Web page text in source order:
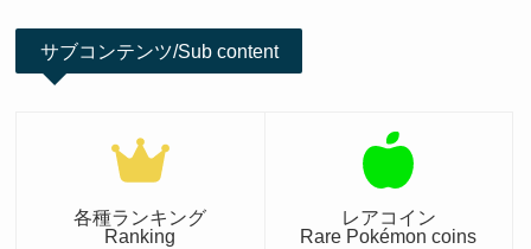
サブコンテンツ/Sub content
各種ランキング
Ranking
レアコイン
Rare Pokémon coins